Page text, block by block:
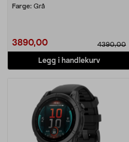
Farge: Grå
3890,00 4390,00
Legg i handlekurv